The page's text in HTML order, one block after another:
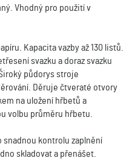
Vhodný pro použití v
Kapacita vazby až 130 listů.
svazku a doraz svazku
půdorys stroje
Děruje čtveraté otvory
na uložení hřbetů a
volbu průměru hřbetu.
snadnou kontrolu zaplnění
skladovat a přenášet.